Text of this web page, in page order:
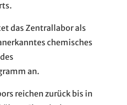
das Zentrallabor als
chemisches
an.
reichen zurück bis in